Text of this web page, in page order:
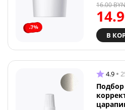
-7%
16.00BYN
В
4.9